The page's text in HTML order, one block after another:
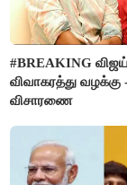
#BREAKING
விவாகரத்து
விசாரணை